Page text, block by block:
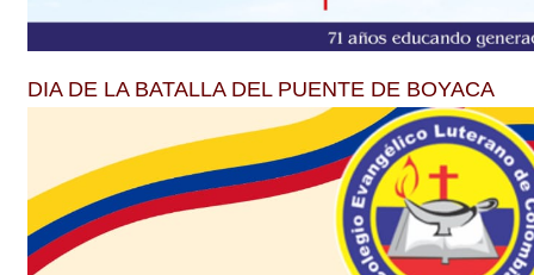
DIA DE LA BATALLA DEL PUENTE DE BOYACA